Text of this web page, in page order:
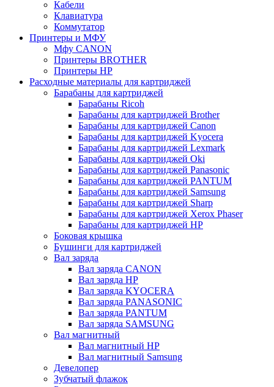
Кабели
Клавиатура
Коммутатор
Принтеры и МФУ
Мфу CANON
Принтеры BROTHER
Принтеры HP
Расходные материалы для картриджей
Барабаны для картриджей
Барабаны Ricoh
Барабаны для картриджей Brother
Барабаны для картриджей Canon
Барабаны для картриджей Kyocera
Барабаны для картриджей Lexmark
Барабаны для картриджей Oki
Барабаны для картриджей Panasonic
Барабаны для картриджей PANTUM
Барабаны для картриджей Samsung
Барабаны для картриджей Sharp
Барабаны для картриджей Xerox Phaser
Барабаны для картриджей НР
Боковая крышка
Бушинги для картриджей
Вал заряда
Вал заряда CANON
Вал заряда HP
Вал заряда KYOCERA
Вал заряда PANASONIC
Вал заряда PANTUM
Вал заряда SAMSUNG
Вал магнитный
Вал магнитный HP
Вал магнитный Samsung
Девелопер
Зубчатый флажок